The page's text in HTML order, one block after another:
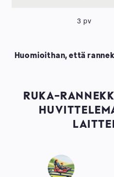
3 pv
Huomioithan, että
RUKA-
Image